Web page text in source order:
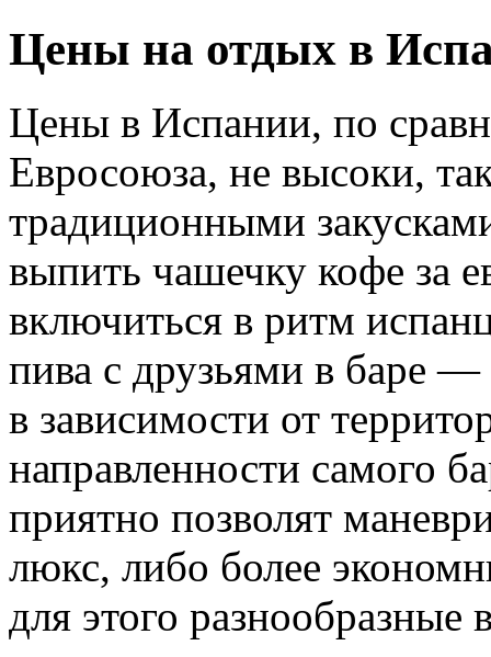
Цены на отдых в
Цены в Испании, по
Евросоюза, не высоки,
традиционными
выпить чашечку кофе за
включиться в ритм
пива с друзьями в баре
в зависимости от
направленности самого
приятно позволят
люкс, либо более
для этого разнообразные